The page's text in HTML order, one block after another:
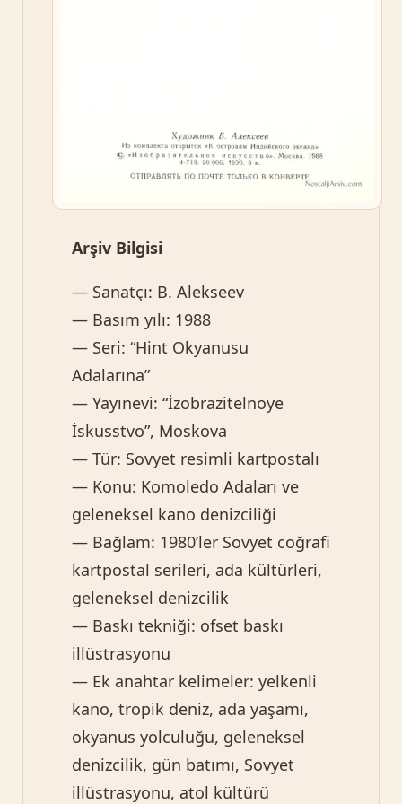
Arşiv Bilgisi
— Sanatçı: B. Alekseev
— Basım yılı: 1988
— Seri: “Hint Okyanusu
Adalarına”
— Yayınevi: “İzobrazitelnoye
İskusstvo”, Moskova
— Tür: Sovyet resimli kartpostalı
— Konu: Komoledo Adaları ve
geleneksel kano denizciliği
— Bağlam: 1980’ler Sovyet coğrafi
kartpostal serileri, ada kültürleri,
geleneksel denizcilik
— Baskı tekniği: ofset baskı
illüstrasyonu
— Ek anahtar kelimeler: yelkenli
kano, tropik deniz, ada yaşamı,
okyanus yolculuğu, geleneksel
denizcilik, gün batımı, Sovyet
illüstrasyonu, atol kültürü